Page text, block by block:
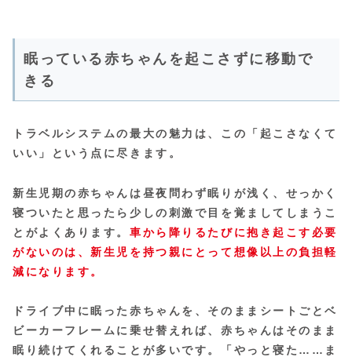
眠っている赤ちゃんを起こさずに移動で
きる
トラベルシステムの最大の魅力は、この「起こさなくて
いい」という点に尽きます。
新生児期の赤ちゃんは昼夜問わず眠りが浅く、せっかく
寝ついたと思ったら少しの刺激で目を覚ましてしまうこ
とがよくあります。車から降りるたびに抱き起こす必要
がないのは、新生児を持つ親にとって想像以上の負担軽
減になります。
ドライブ中に眠った赤ちゃんを、そのままシートごとベ
ビーカーフレームに乗せ替えれば、赤ちゃんはそのまま
眠り続けてくれることが多いです。「やっと寝た……ま